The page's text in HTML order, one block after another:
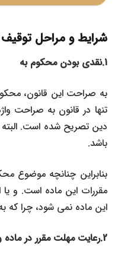
شرایط و مراحل
1.نقدی بودن محکوم به
به صراحت این قانون،
دین تصریح شده است. البته
باشد.
بنابراین چنانچه موضوع
مقررات این ماده است. و
این ماده نمی شود، چرا که
2.رعایت مهلت مقرر در ماده واحده قانون راجع به منع توقیف اموال منقول و غیرمنقول متعلق به شهرداری